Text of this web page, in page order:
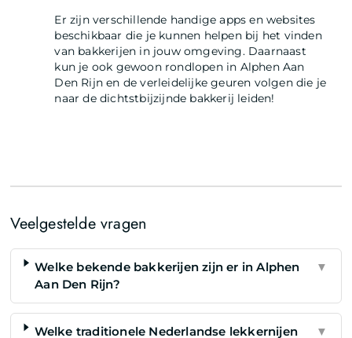
Er zijn verschillende handige apps en websites
beschikbaar die je kunnen helpen bij het vinden
van bakkerijen in jouw omgeving. Daarnaast
kun je ook gewoon rondlopen in Alphen Aan
Den Rijn en de verleidelijke geuren volgen die je
naar de dichtstbijzijnde bakkerij leiden!
Veelgestelde vragen
Welke bekende bakkerijen zijn er in Alphen
Aan Den Rijn?
▼
Welke traditionele Nederlandse lekkernijen ▼